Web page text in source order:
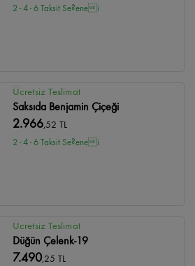
2 - 4 - 6 Taksit Se?enei
Ücretsiz Teslimat
Saksıda Benjamin Çiçeği
2.966,52 TL
2 - 4 - 6 Taksit Se?enei
Ücretsiz Teslimat
Düğün Çelenk-19
7.490,25 TL